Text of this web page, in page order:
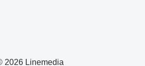
2026 Linemedia